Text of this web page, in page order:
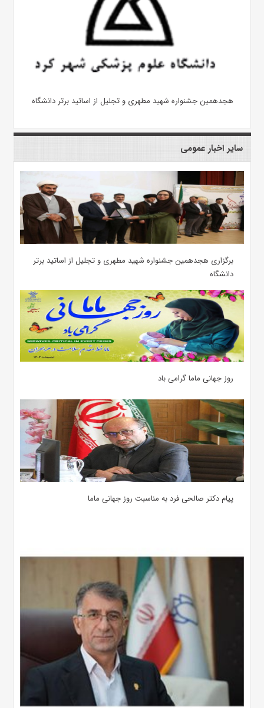
هجدهمین جشنواره شهید مطهری و تجلیل از اساتید برتر دانشگاه
سایر اخبار عمومی
برگزاری هجدهمین جشنواره شهید مطهری و تجلیل از اساتید برتر
دانشگاه
روز جهانی ماما گرامی باد
پیام دکتر صالحی فرد به مناسبت روز جهانی ماما